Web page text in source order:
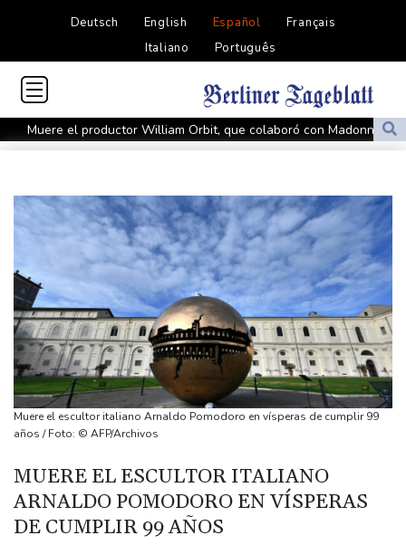
Deutsch English Español
Français
Italiano
Português
Muere el productor William Orbit, que colaboró con Madonna en
"Ray of Light"
ataques en una región petrolera
La OMS propone probar en RDC una vacuna ya existente contra
otra cepa del ébola
Arabia Saudita, Pakistán y Turquía firman un pacto de defensa
en medio de la tensión con Irán
México y Perú restablecen sus relaciones diplomáticas tras una
disputa por asilo
EEUU pierde empleos, un golpe a las afirmaciones de Trump
sobre la economía
España amenaza a Italia con "medidas" si no pone fin a los
Notre-Dame, Campos Elíseos y víctimas de abusos: la agenda del
papa en Francia
El desempleo en Francia sube al 8,3%, su nivel más alto desde la
Muere el escultor italiano Arnaldo Pomodoro en vísperas de cumplir 99
años / Foto: © AFP/Archivos
MUERE EL ESCULTOR ITALIANO
ARNALDO POMODORO EN VÍSPERAS
DE CUMPLIR 99 AÑOS